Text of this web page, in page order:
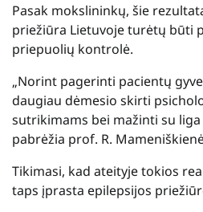
Pasak mokslininkų, šie
priežiūra Lietuvoje turėtų būti
priepuolių kontrolė.
„Norint pagerinti pacientų
daugiau dėmesio skirti
sutrikimams bei mažinti su liga
pabrėžia prof. R.
Tikimasi, kad ateityje tokios
taps įprasta epilepsijos